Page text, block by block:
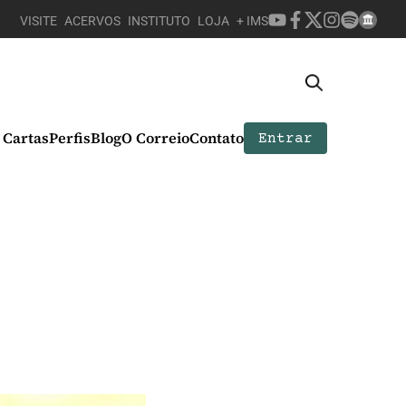
VISITE ACERVOS INSTITUTO LOJA + IMS
CartasPerfisBlogO CorreioContato Entrar